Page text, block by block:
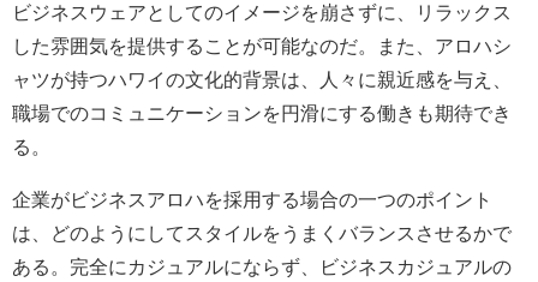
ビジネスウェアとしてのイメージを崩さずに、リラックス
した雰囲気を提供することが可能なのだ。また、アロハシ
ャツが持つハワイの文化的背景は、人々に親近感を与え、
職場でのコミュニケーションを円滑にする働きも期待でき
る。
企業がビジネスアロハを採用する場合の一つのポイント
は、どのようにしてスタイルをうまくバランスさせるかで
ある。完全にカジュアルにならず、ビジネスカジュアルの